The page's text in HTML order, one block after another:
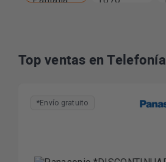
Top ventas en Telefonía
*Envío gratuito